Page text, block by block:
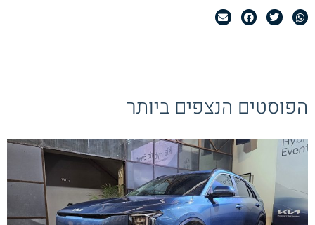
הפוסטים הנצפים ביותר